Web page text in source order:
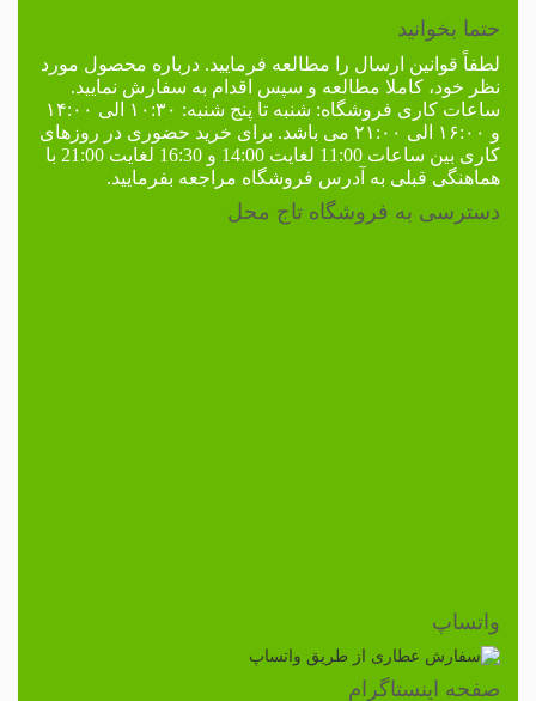
حتما بخوانید
لطفاً قوانین ارسال را مطالعه فرمایید. درباره محصول مورد
نظر خود، کاملا مطالعه و سپس اقدام به سفارش نمایید.
ساعات کاری فروشگاه:
شنبه تا پنج شنبه: ۱۰:۳۰ الی ۱۴:۰۰
و ۱۶:۰۰ الی ۲۱:۰۰ می باشد. برای خرید حضوری در
روزهای
کاری
بین ساعات 11:00 لغایت 14:00 و 16:30 لغایت 21:00 با
هماهنگی قبلی به آدرس فروشگاه مراجعه بفرمایید.
دسترسی به فروشگاه تاج محل
واتساپ
صفحه اینستاگرام